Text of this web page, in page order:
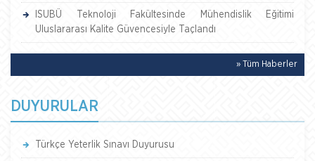
ISUBÜ Teknoloji Fakültesinde Mühendislik Eğitimi
Uluslararası Kalite Güvencesiyle Taçlandı
» Tüm Haberler
DUYURULAR
Türkçe Yeterlik Sınavı Duyurusu